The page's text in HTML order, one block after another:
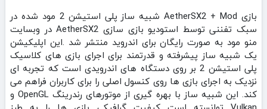
بازی AetherSX2 + Mod شبیه ساز پلی استیشن 2 مود شده در
سبک تفننی توسط استودیو بازی سازی AetherSX2 در وبسایت
منو مود به صورت رایگان برای اندروید منتشر شد .این اپلیکیشن
یک شبیه‌ ساز پیشرفته و قدرتمند برای اجرای بازی‌ های کلاسیک
پلی‌ استیشن 2 بر روی دستگاه‌ های اندرویدی است که تجربه‌ ای
نزدیک به اجرای بازی‌ ها روی کنسول اصلی را برای کاربران فراهم می‌
کند. این شبیه‌ ساز با بهره‌ گیری از موتورهای رندرینگ OpenGL و